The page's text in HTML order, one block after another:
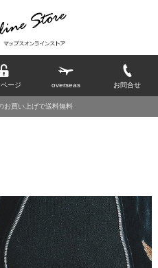
ージ overseas お問合せ
お買い上げで送料無料